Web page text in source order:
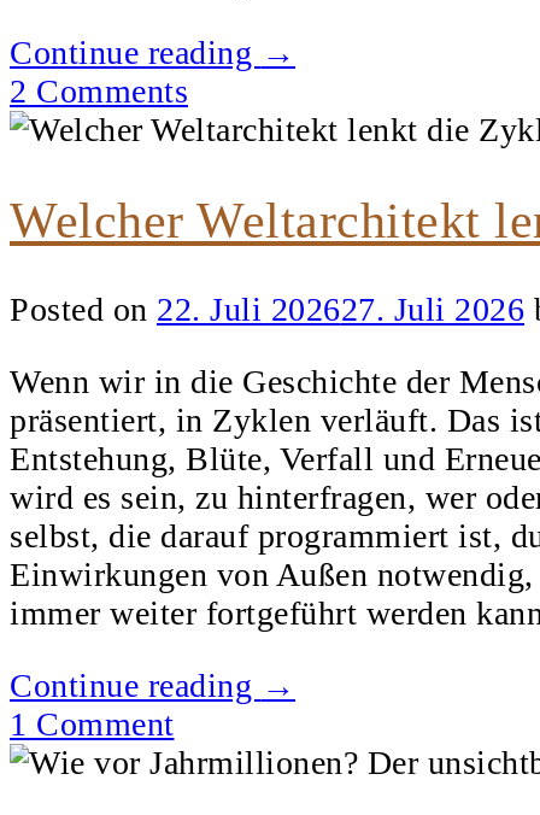
Continue reading „NPC
und
–
Gibt
Menschen
individuellen
Geist?“
→
2 Comments
Welcher Weltarchitekt
Posted on 22. Juli 202627. Juli 2026
Wenn wir in die Geschichte der
präsentiert, in Zyklen verläuft. Das
Entstehung, Blüte, Verfall und
wird es sein, zu hinterfragen, wer
selbst, die darauf programmiert ist,
Einwirkungen von Außen
immer weiter fortgeführt werden
Continue reading „Welcher
lenkt
→
1 Comment